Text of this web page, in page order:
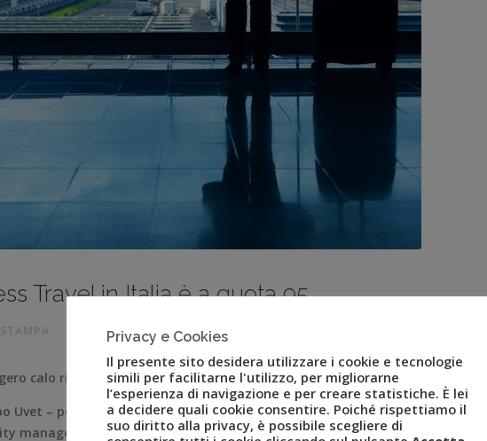
Travel in Italia è a quota 95
calo rispetto a ottobre, resta a quota 97 il progressivo dell’anno
Uvet – polo italiano del turismo, leader nella fornitura di servizi e soluzioni
management ed eventi – comunica i dati
Privacy e Cookies
Il presente sito desidera utilizzare i cookie e tecnologie
simili per facilitarne l'utilizzo, per migliorarne
l’esperienza di navigazione e per creare statistiche. È lei
a decidere quali cookie consentire. Poiché rispettiamo il
suo diritto alla privacy, è possibile scegliere di